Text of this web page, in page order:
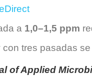
a 1,0–1,5 ppm
tres pasadas
of Applied